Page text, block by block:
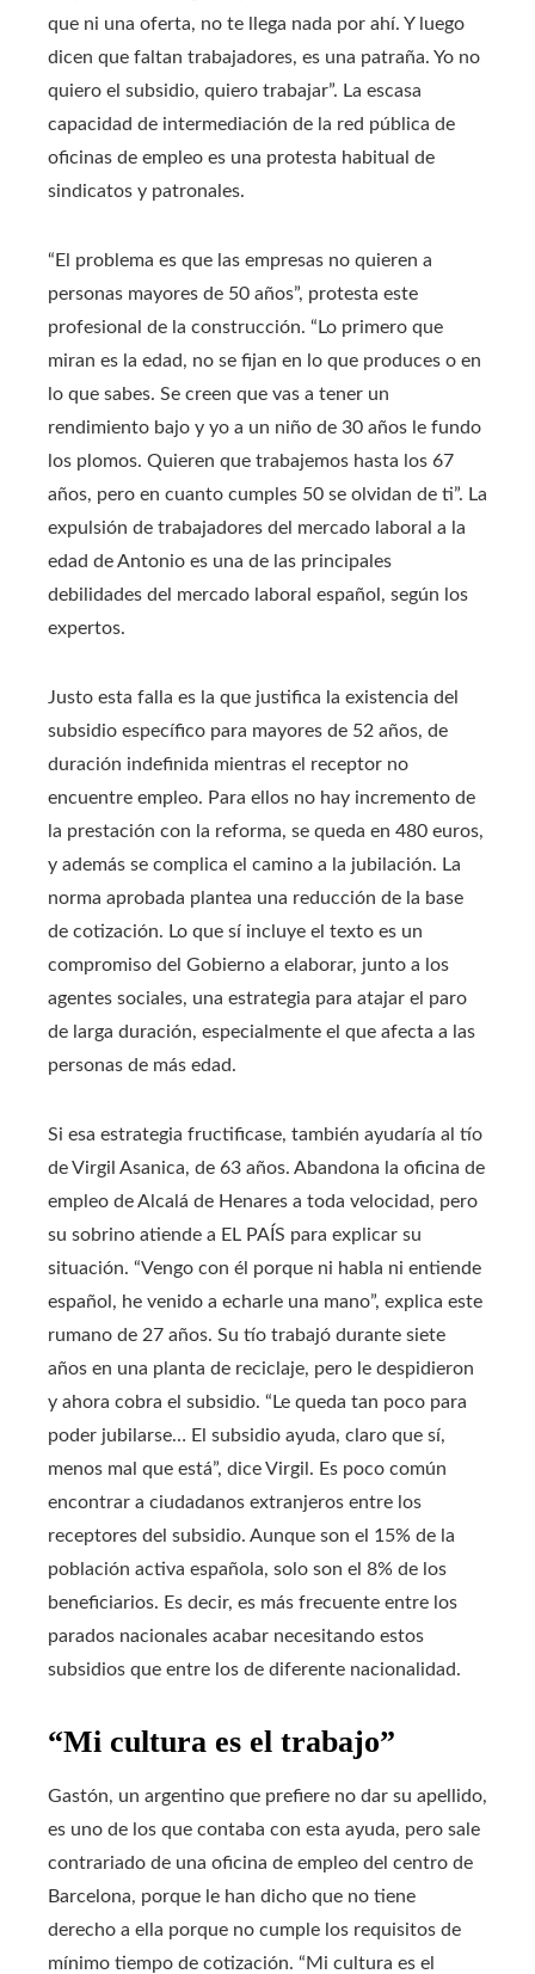
que ni una oferta, no te llega nada por ahí. Y luego
dicen que faltan trabajadores, es una patraña. Yo no
quiero el subsidio, quiero trabajar”. La escasa
capacidad de intermediación de la red pública de
oficinas de empleo es una protesta habitual de
sindicatos y patronales.
“El problema es que las empresas no quieren a
personas mayores de 50 años”, protesta este
profesional de la construcción. “Lo primero que
miran es la edad, no se fijan en lo que produces o en
lo que sabes. Se creen que vas a tener un
rendimiento bajo y yo a un niño de 30 años le fundo
los plomos. Quieren que trabajemos hasta los 67
años, pero en cuanto cumples 50 se olvidan de ti”. La
expulsión de trabajadores del mercado laboral a la
edad de Antonio es una de las principales
debilidades del mercado laboral español, según los
expertos.
Justo esta falla es la que justifica la existencia del
subsidio específico para mayores de 52 años, de
duración indefinida mientras el receptor no
encuentre empleo. Para ellos no hay incremento de
la prestación con la reforma, se queda en 480 euros,
y además se complica el camino a la jubilación. La
norma aprobada plantea una reducción de la base
de cotización. Lo que sí incluye el texto es un
compromiso del Gobierno a elaborar, junto a los
agentes sociales, una estrategia para atajar el paro
de larga duración, especialmente el que afecta a las
personas de más edad.
Si esa estrategia fructificase, también ayudaría al tío
de Virgil Asanica, de 63 años. Abandona la oficina de
empleo de Alcalá de Henares a toda velocidad, pero
su sobrino atiende a EL PAÍS para explicar su
situación. “Vengo con él porque ni habla ni entiende
español, he venido a echarle una mano”, explica este
rumano de 27 años. Su tío trabajó durante siete
años en una planta de reciclaje, pero le despidieron
y ahora cobra el subsidio. “Le queda tan poco para
poder jubilarse… El subsidio ayuda, claro que sí,
menos mal que está”, dice Virgil. Es poco común
encontrar a ciudadanos extranjeros entre los
receptores del subsidio. Aunque son el 15% de la
población activa española, solo son el 8% de los
beneficiarios. Es decir, es más frecuente entre los
parados nacionales acabar necesitando estos
subsidios que entre los de diferente nacionalidad.
“Mi cultura es el trabajo”
Gastón, un argentino que prefiere no dar su apellido,
es uno de los que contaba con esta ayuda, pero sale
contrariado de una oficina de empleo del centro de
Barcelona, porque le han dicho que no tiene
derecho a ella porque no cumple los requisitos de
mínimo tiempo de cotización. “Mi cultura es el